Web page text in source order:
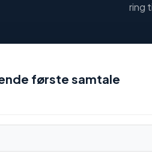
ring
første samtale